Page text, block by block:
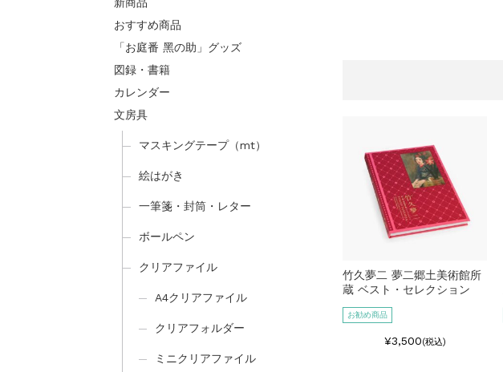
竹久夢二 夢二郷土美術館所
蔵 ベスト・セレクション
お勧め商品
¥3,500(税込)
おすすめ商品
「お庭番 黑の助」グッズ
図録・書籍
カレンダー
文房具
マスキングテープ（mt）
絵はがき
一筆箋・封筒・レター
ボールペン
クリアファイル
A4クリアファイル
クリアフォルダー
ミニクリアファイル